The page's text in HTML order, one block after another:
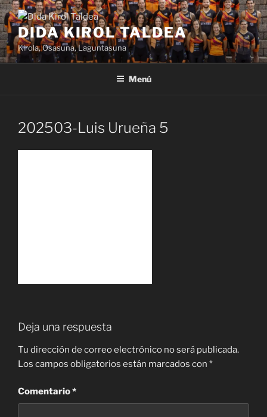
Saltar
al
contenido
DIDA KIROL TALDEA
Kirola, Osasuna, Laguntasuna
Menú
202503-Luis Urueña 5
Deja una respuesta
Tu dirección de correo electrónico no será publicada.
Los campos obligatorios están marcados con *
Comentario*